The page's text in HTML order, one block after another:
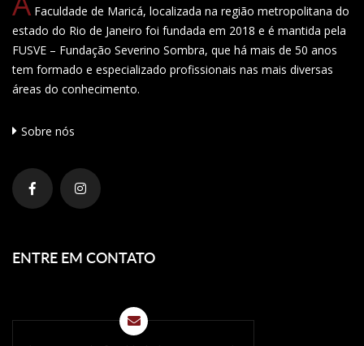
Faculdade de Maricá, localizada na região metropolitana do
estado do Rio de Janeiro foi fundada em 2018 e é mantida pela
FUSVE – Fundação Severino Sombra, que há mais de 50 anos
tem formado e especializado profissionais nas mais diversas
áreas do conhecimento.
Sobre nós
ENTRE EM CONTATO